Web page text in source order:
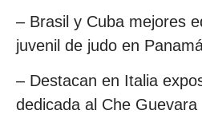
– Brasil y Cuba mejores
juvenil de judo en
– Destacan en Italia
dedicada al Che Guevara